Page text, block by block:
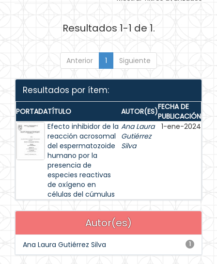
Resultados 1-1 de 1.
Anterior 1 Siguiente
Resultados por ítem:
PORTADATÍTULO AUTOR(ES)FECHA DE
PUBLICACIÓN
Efecto inhibidor de la
reacción acrosomal
del espermatozoide
humano por la
presencia de
especies reactivas
de oxígeno en
células del cúmulus
Ana Laura
Gutiérrez
Silva
1-ene-2024
Autor(es)
1
Ana Laura Gutiérrez Silva